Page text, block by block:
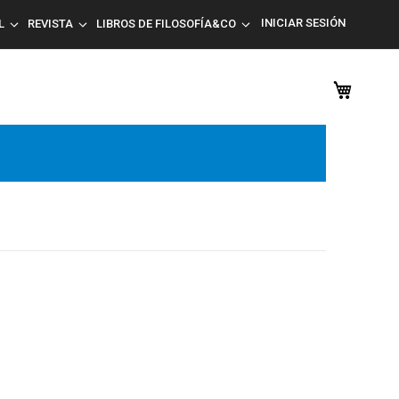
REVISTA LIBROS DE FILOSOFÍA&CO INICIAR SESIÓN